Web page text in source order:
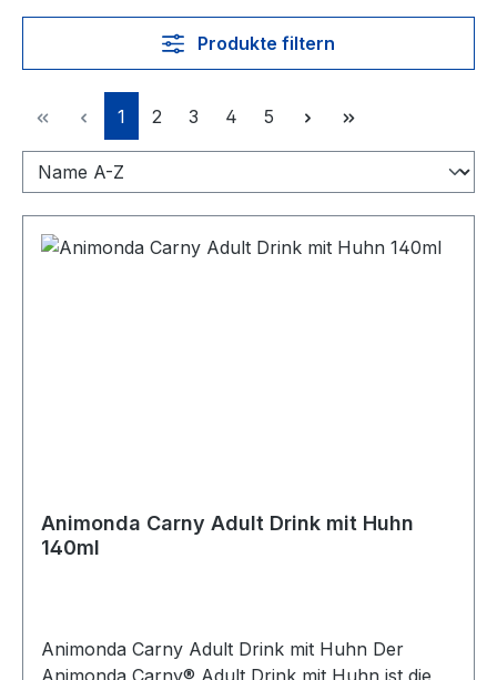
Produkte filtern
Seite
1 Seite
2 Seite
3 Seite
4 Seite
5
Animonda Carny Adult Drink mit Huhn
140ml
Animonda Carny Adult Drink mit Huhn Der